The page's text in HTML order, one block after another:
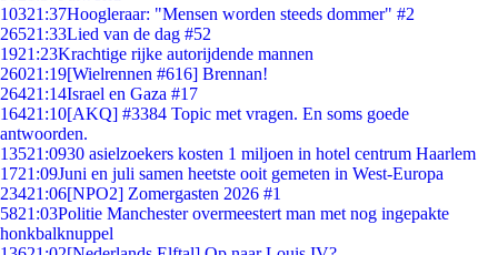
10321:37Hoogleraar: "Mensen worden steeds dommer" #2
26521:33Lied van de dag #52
1921:23Krachtige rijke autorijdende mannen
26021:19[Wielrennen #616] Brennan!
26421:14Israel en Gaza #17
16421:10[AKQ] #3384 Topic met vragen. En soms goede
antwoorden.
13521:0930 asielzoekers kosten 1 miljoen in hotel centrum Haarlem
1721:09Juni en juli samen heetste ooit gemeten in West-Europa
23421:06[NPO2] Zomergasten 2026 #1
5821:03Politie Manchester overmeestert man met nog ingepakte
honkbalknuppel